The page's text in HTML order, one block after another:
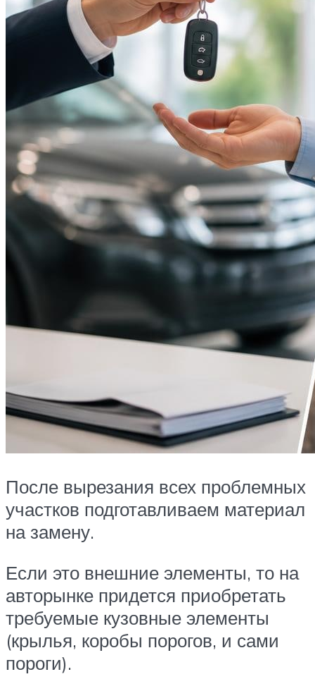
После вырезания всех проблемных
участков подготавливаем материал
на замену.
Если это внешние элементы, то на
авторынке придется приобретать
требуемые кузовные элементы
(крылья, коробы порогов, и сами
пороги).